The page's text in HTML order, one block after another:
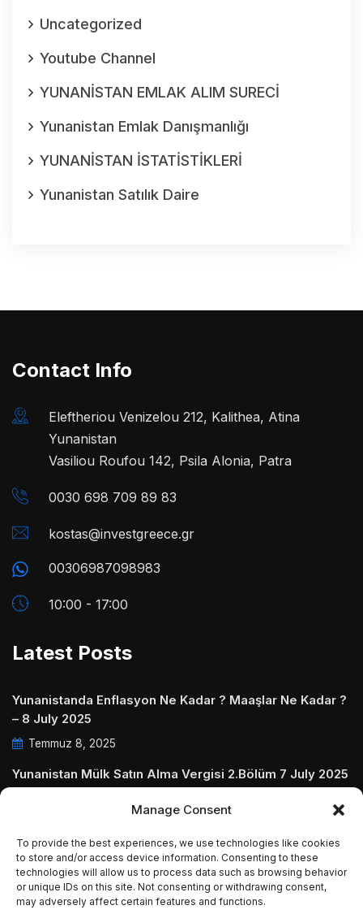
Manage Consent
To provide the best experiences, we use technologies like cookies
to store and/or access device information. Consenting to these
technologies will allow us to process data such as browsing behavior
or unique IDs on this site. Not consenting or withdrawing consent,
may adversely affect certain features and functions.
Uncategorized
Youtube Channel
YUNANİSTAN EMLAK ALIM SURECİ
Yunanistan Emlak Danışmanlığı
YUNANİSTAN İSTATİSTİKLERİ
Yunanistan Satılık Daire
Contact Info
Eleftheriou Venizelou 212, Kalithea, Atina
Yunanistan
Vasiliou Roufou 142, Psila Alonia, Patra
0030 698 709 89 83
kostas@investgreece.gr
00306987098983
10:00 - 17:00
Latest Posts
Yunanistanda Enflasyon Ne Kadar ? Maaşlar Ne Kadar ?
– 8 July 2025
Temmuz 8, 2025
Yunanistan Mülk Satın Alma Vergisi 2.Bölüm 7 July 2025
July 2025
Temmuz 5, 2025